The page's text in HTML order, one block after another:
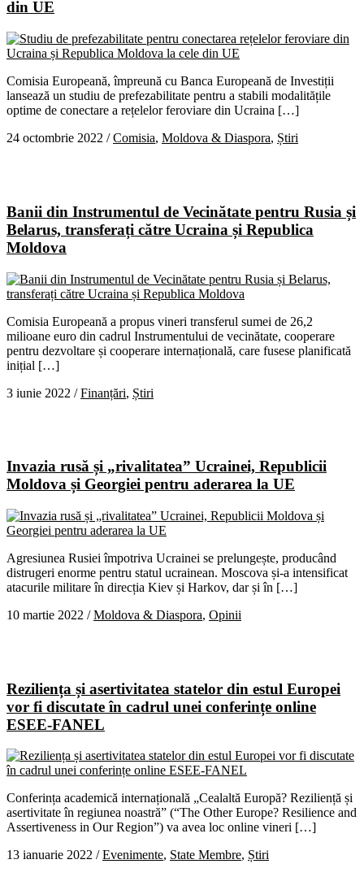
din UE
Comisia Europeană, împreună cu Banca Europeană de Investiții
lansează un studiu de prefezabilitate pentru a stabili modalitățile
optime de conectare a rețelelor feroviare din Ucraina […]
24 octombrie 2022 /Comisia, Moldova & Diaspora, Știri
Banii din Instrumentul de Vecinătate pentru Rusia și
Belarus, transferați către Ucraina și Republica
Moldova
Comisia Europeană a propus vineri transferul sumei de 26,2
milioane euro din cadrul Instrumentului de vecinătate, cooperare
pentru dezvoltare și cooperare internațională, care fusese planificată
inițial […]
3 iunie 2022 /Finanțări, Știri
Invazia rusă și „rivalitatea” Ucrainei, Republicii
Moldova și Georgiei pentru aderarea la UE
Agresiunea Rusiei împotriva Ucrainei se prelungește, producând
distrugeri enorme pentru statul ucrainean. Moscova și-a intensificat
atacurile militare în direcția Kiev și Harkov, dar și în […]
10 martie 2022 /Moldova & Diaspora, Opinii
Reziliența și asertivitatea statelor din estul Europei
vor fi discutate în cadrul unei conferințe online
ESEE-FANEL
Conferința academică internațională „Cealaltă Europă? Reziliență și
asertivitate în regiunea noastră” (“The Other Europe? Resilience and
Assertiveness in Our Region”) va avea loc online vineri […]
13 ianuarie 2022 /Evenimente, State Membre, Știri